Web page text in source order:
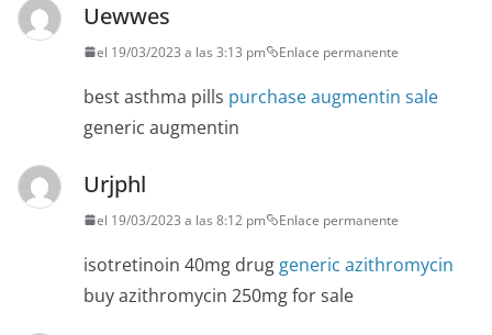
Uewwes
el 19/03/2023 a las 3:13 pm Enlace permanente
best asthma pills purchase augmentin sale
generic augmentin
Urjphl
el 19/03/2023 a las 8:12 pm Enlace permanente
isotretinoin 40mg drug generic azithromycin
buy azithromycin 250mg for sale